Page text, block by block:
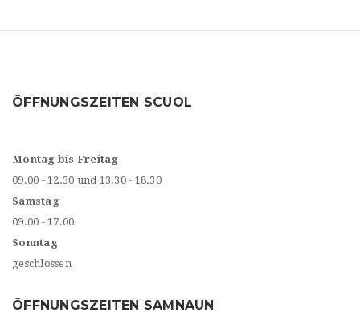
ÖFFNUNGSZEITEN SCUOL
Montag bis Freitag
09.00 - 12.30 und 13.30 - 18.30
Samstag
09.00 - 17.00
Sonntag
geschlossen
ÖFFNUNGSZEITEN SAMNAUN